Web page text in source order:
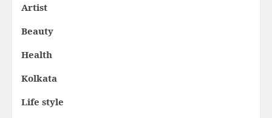
Artist
Beauty
Health
Kolkata
Life style